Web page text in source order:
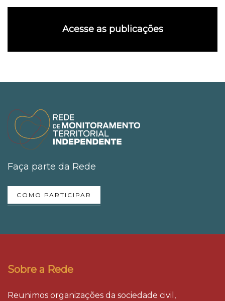
Acesse as publicações
Faça parte da Rede
COMO PARTICIPAR
Sobre a Rede
Reunimos organizações da sociedade civil,